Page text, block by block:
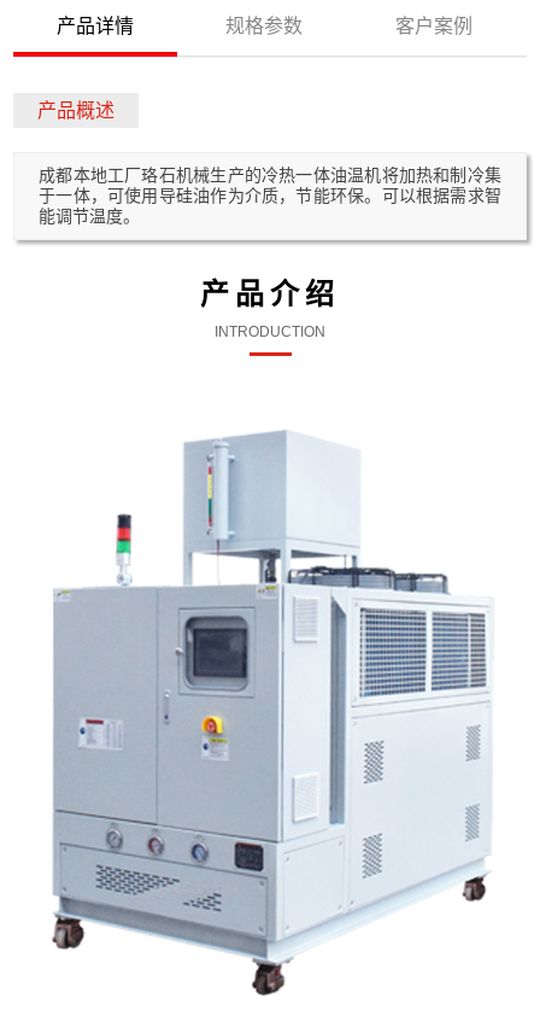
产品详情 规格参数 客户案例
产品概述
成都本地工厂珞石机械生产的冷热一体油温机将加热和制冷集
于一体，可使用导硅油作为介质，节能环保。可以根据需求智
能调节温度。
产品介绍
INTRODUCTION